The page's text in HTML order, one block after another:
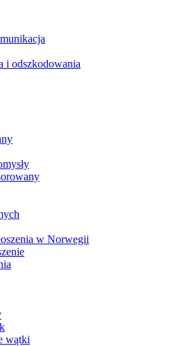
i odszkodowania
w Norwegii
wątki